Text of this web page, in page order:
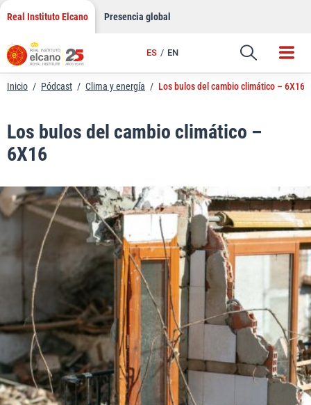
Saltar
contenido
Real Instituto Elcano Presencia global
ES EN
Enlace
Inicio / Pódcast / Clima y energía / Los bulos del cambio climático – 6X16
Los bulos del cambio climático –
6X16